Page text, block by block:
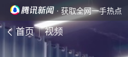
· 获取全网一手热点
首页 视频